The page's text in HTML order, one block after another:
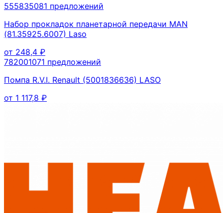
555835081 предложений
Набор прокладок планетарной передачи MAN
(81.35925.6007) Laso
от 248,4 ₽
782001071 предложений
Помпа R.V.I. Renault (5001836636) LASO
от 1 117,8 ₽